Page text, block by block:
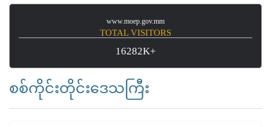
www.moep.gov.mm
TOTAL VISITORS
16282K+
စစ်ကိုင်းတိုင်းဒေသကြီး